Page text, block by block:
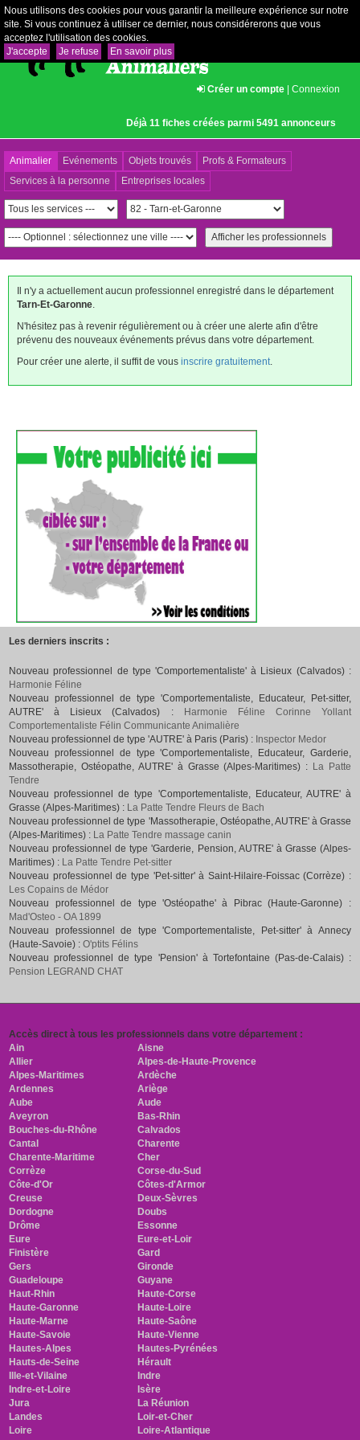
Nous utilisons des cookies pour vous garantir la meilleure expérience sur notre
site. Si vous continuez à utiliser ce dernier, nous considérerons que vous
acceptez l'utilisation des cookies.
J'accepte
Je refuse En savoir plus
Créer un compte | Connexion
Déjà 11 fiches créées parmi 5491 annonceurs
Animalier Evénements Objets trouvés
Profs & Formateurs
Services à la personne
Entreprises locales
Il n'y a actuellement aucun professionnel enregistré dans le département
Tarn-Et-Garonne
N'hésitez pas à revenir régulièrement ou à créer une alerte afin d'être
prévenu des nouveaux événements prévus dans votre département.
Pour créer une alerte, il suffit de vous inscrire gratuitement
Les derniers inscrits :
Nouveau professionnel de type 'Comportementaliste' à Lisieux (Calvados) :
Harmonie Féline
Nouveau professionnel de type 'Comportementaliste, Educateur, Pet-sitter,
AUTRE' à Lisieux (Calvados) :
Harmonie Féline Corinne Yollant
Comportementaliste Félin Communicante Animalière
Nouveau professionnel de type 'AUTRE' à Paris (Paris) : Inspector Medor
Nouveau professionnel de type 'Comportementaliste, Educateur, Garderie,
Massotherapie, Ostéopathe, AUTRE' à Grasse (Alpes-Maritimes) : La Patte
Tendre
Nouveau professionnel de type 'Comportementaliste, Educateur, AUTRE' à
Grasse (Alpes-Maritimes) : La Patte Tendre Fleurs de Bach
Nouveau professionnel de type 'Massotherapie, Ostéopathe, AUTRE' à Grasse
(Alpes-Maritimes) : La Patte Tendre massage canin
Nouveau professionnel de type 'Garderie, Pension, AUTRE' à Grasse (Alpes-
Maritimes) : La Patte Tendre Pet-sitter
Nouveau professionnel de type 'Pet-sitter' à Saint-Hilaire-Foissac (Corrèze) :
Les Copains de Médor
Nouveau professionnel de type 'Ostéopathe' à Pibrac (Haute-Garonne) :
Mad'Osteo - OA 1899
Nouveau professionnel de type 'Comportementaliste, Pet-sitter' à Annecy
(Haute-Savoie) :O'ptits Félins
Nouveau professionnel de type 'Pension' à Tortefontaine (Pas-de-Calais) :
Pension LEGRAND CHAT
Accès direct à tous les professionnels dans votre département :
Ain
Aisne
Allier
Alpes-de-Haute-Provence
Alpes-Maritimes
Ardèche
Ardennes
Ariège
Aube
Aude
Aveyron
Bas-Rhin
Bouches-du-Rhône
Calvados
Cantal
Charente
Charente-Maritime
Cher
Corrèze
Corse-du-Sud
Côte-d'Or
Côtes-d'Armor
Creuse
Deux-Sèvres
Dordogne
Doubs
Drôme
Essonne
Eure
Eure-et-Loir
Finistère
Gard
Gers
Gironde
Guadeloupe
Guyane
Haut-Rhin
Haute-Corse
Haute-Garonne
Haute-Loire
Haute-Marne
Haute-Saône
Haute-Savoie
Haute-Vienne
Hautes-Alpes
Hautes-Pyrénées
Hauts-de-Seine
Hérault
Ille-et-Vilaine
Indre
Indre-et-Loire
Isère
Jura
La Réunion
Landes
Loir-et-Cher
Loire
Loire-Atlantique